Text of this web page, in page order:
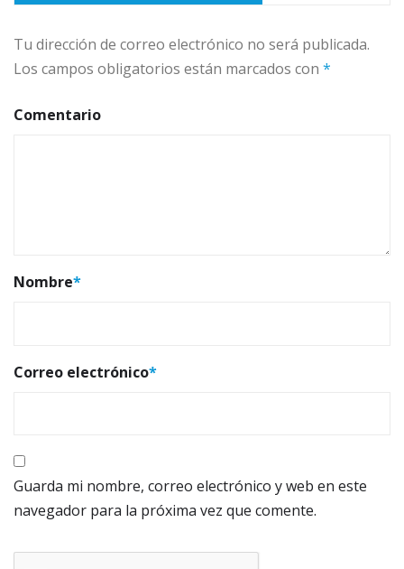
Tu dirección de correo electrónico no será publicada.
Los campos obligatorios están marcados con *
Comentario
Nombre*
Correo electrónico*
Guarda mi nombre, correo electrónico y web en este
navegador para la próxima vez que comente.